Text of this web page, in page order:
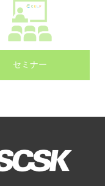
セミナー